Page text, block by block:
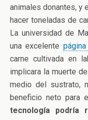
animales donantes, y
hacer toneladas de
La universidad de
una excelente
carne cultivada en
implicara la muerte
medio del sustrato,
beneficio neto para
tecnología podría